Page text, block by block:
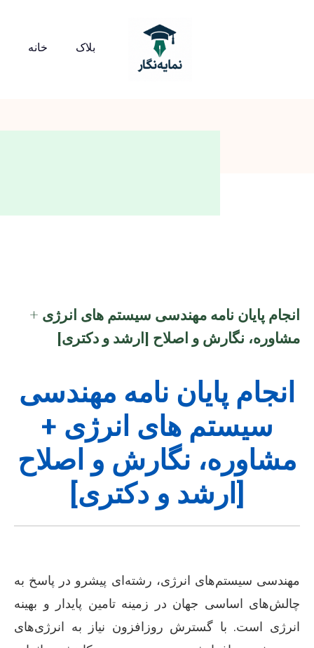
خانه بلاک
انجام پایان نامه مهندسی سیستم های انرژی +
مشاوره، نگارش و اصلاح [ارشد و دکتری]
انجام پایان نامه مهندسی
سیستم های انرژی +
مشاوره، نگارش و اصلاح
[ارشد و دکتری]
مهندسی سیستم‌های انرژی، رشته‌ای پیشرو در پاسخ به
چالش‌های اساسی جهان در زمینه تامین پایدار و بهینه
انرژی است. با گسترش روزافزون نیاز به انرژی‌های